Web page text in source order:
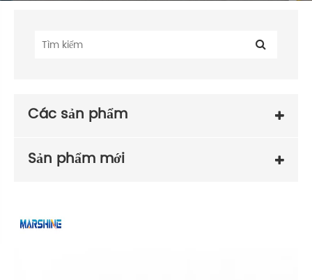
Các sản phẩm
Sản phẩm mới